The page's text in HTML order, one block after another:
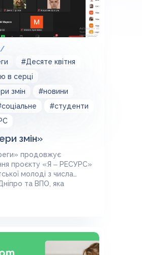
#Десяте квітня
в серці
змін
#новини
#студенти
змін»
продовжує
проєкту «Я ‒ РЕСУРС»
молоді з числа
та ВПО, яка
радіоелектроніки.